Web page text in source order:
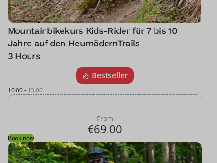
Mountainbikekurs Kids-Rider für 7 bis 10
Jahre auf den HeumödernTrails
3 Hours
Bestseller
10:00- 13:00
From
€69.00
Book now